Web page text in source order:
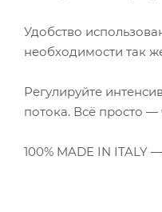
Удобство
необходимости так
Регулируйте
потока. Всё просто
100% MADE IN ITALY